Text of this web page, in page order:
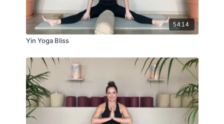
54:14
Yin Yoga Bliss